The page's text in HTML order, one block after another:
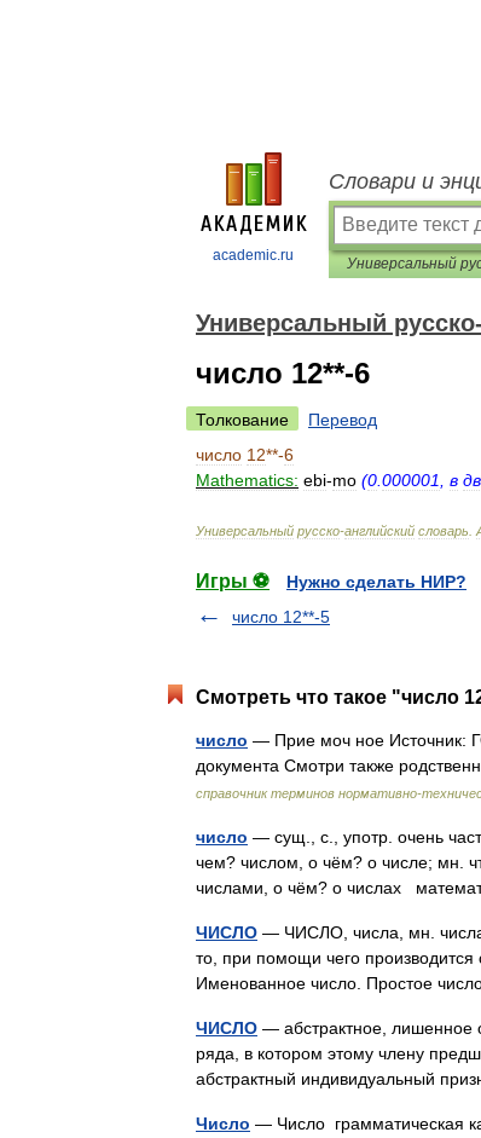
academic.ru
Словари и
Универсальный
число 12**-6
Толкование
Перевод
число 12**-6
Mathematics: ebi-mo (0 000001 в
Универсальный русско-английский словарь
Игры ⚽
Нужно сделать НИР?
число 12**-5
Смотреть что такое "число
число — Прие моч ное Источник:
документа Смотри также
справочник терминов нормативно-
число — сущ., с., употр. очень
чем? числом, о чём? о числе; мн.
числами, о чём? о числах
ЧИСЛО — ЧИСЛО, числа, мн.
то, при помощи чего
Именованное число. Простое
ЧИСЛО — абстрактное, лишенное
ряда, в котором этому члену
абстрактный индивидуальный
Число — Число грамматическая